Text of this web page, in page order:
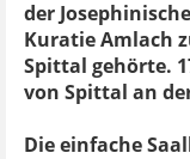
der
Kuratie Amlach
Spittal gehörte.
von Spittal an
Die einfache